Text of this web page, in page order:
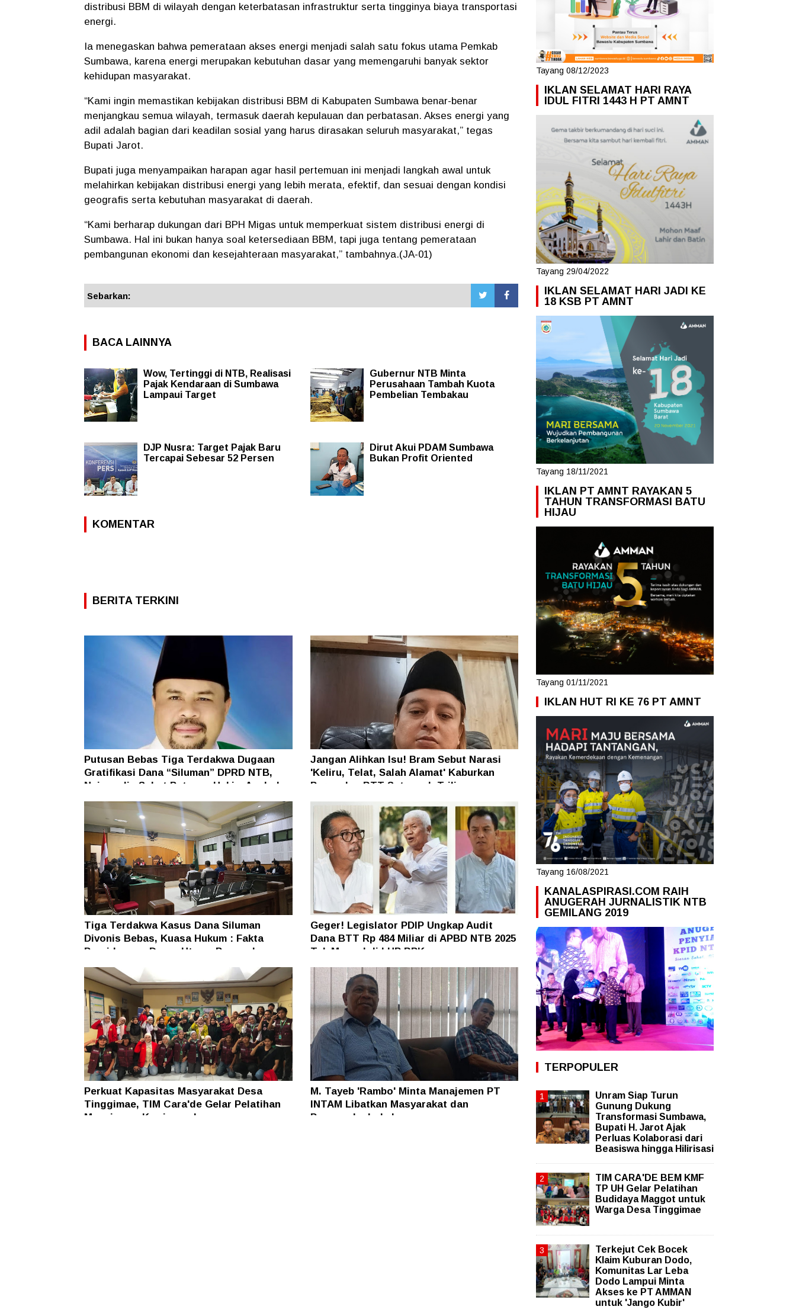
distribusi BBM di wilayah dengan keterbatasan infrastruktur serta tingginya biaya transportasi
energi.
Ia menegaskan bahwa pemerataan akses energi menjadi salah satu fokus utama Pemkab
Sumbawa, karena energi merupakan kebutuhan dasar yang memengaruhi banyak sektor
kehidupan masyarakat.
“Kami ingin memastikan kebijakan distribusi BBM di Kabupaten Sumbawa benar-benar
menjangkau semua wilayah, termasuk daerah kepulauan dan perbatasan. Akses energi yang
adil adalah bagian dari keadilan sosial yang harus dirasakan seluruh masyarakat,” tegas
Bupati Jarot.
Bupati juga menyampaikan harapan agar hasil pertemuan ini menjadi langkah awal untuk
melahirkan kebijakan distribusi energi yang lebih merata, efektif, dan sesuai dengan kondisi
geografis serta kebutuhan masyarakat di daerah.
“Kami berharap dukungan dari BPH Migas untuk memperkuat sistem distribusi energi di
Sumbawa. Hal ini bukan hanya soal ketersediaan BBM, tapi juga tentang pemerataan
pembangunan ekonomi dan kesejahteraan masyarakat,” tambahnya.(JA-01)
Sebarkan:
BACA LAINNYA
Wow, Tertinggi di NTB, Realisasi
Pajak Kendaraan di Sumbawa
Lampaui Target
Gubernur NTB Minta
Perusahaan Tambah Kuota
Pembelian Tembakau
DJP Nusra: Target Pajak Baru
Tercapai Sebesar 52 Persen
Dirut Akui PDAM Sumbawa
Bukan Profit Oriented
KOMENTAR
BERITA TERKINI
Putusan Bebas Tiga Terdakwa Dugaan
Gratifikasi Dana “Siluman” DPRD NTB,
Najamudin Sebut Putusan Hakim Aneh dan
Ganjil
Jangan Alihkan Isu! Bram Sebut Narasi
'Keliru, Telat, Salah Alamat' Kaburkan
Persoalan BTT Setengah Triliun
Tiga Terdakwa Kasus Dana Siluman
Divonis Bebas, Kuasa Hukum : Fakta
Persidangan Dasar Utama Penegakan
Hukum
Geger! Legislator PDIP Ungkap Audit
Dana BTT Rp 484 Miliar di APBD NTB 2025
Tak Muncul di LHP BPK
Perkuat Kapasitas Masyarakat Desa
Tinggimae, TIM Cara'de Gelar Pelatihan
Manajemen Kewirausahaan
M. Tayeb 'Rambo' Minta Manajemen PT
INTAM Libatkan Masyarakat dan
Pengusaha Lokal
Tayang 08/12/2023
IKLAN SELAMAT HARI RAYA
IDUL FITRI 1443 H PT AMNT
Tayang 29/04/2022
IKLAN SELAMAT HARI JADI KE
18 KSB PT AMNT
Tayang 18/11/2021
IKLAN PT AMNT RAYAKAN 5
TAHUN TRANSFORMASI BATU
HIJAU
Tayang 01/11/2021
IKLAN HUT RI KE 76 PT AMNT
Tayang 16/08/2021
KANALASPIRASI.COM RAIH
ANUGERAH JURNALISTIK NTB
GEMILANG 2019
TERPOPULER
Unram Siap Turun
Gunung Dukung
Transformasi Sumbawa,
Bupati H. Jarot Ajak
Perluas Kolaborasi dari
Beasiswa hingga Hilirisasi
TIM CARA'DE BEM KMF
TP UH Gelar Pelatihan
Budidaya Maggot untuk
Warga Desa Tinggimae
Terkejut Cek Bocek
Klaim Kuburan Dodo,
Komunitas Lar Leba
Dodo Lampui Minta
Akses ke PT AMMAN
untuk 'Jango Kubir'